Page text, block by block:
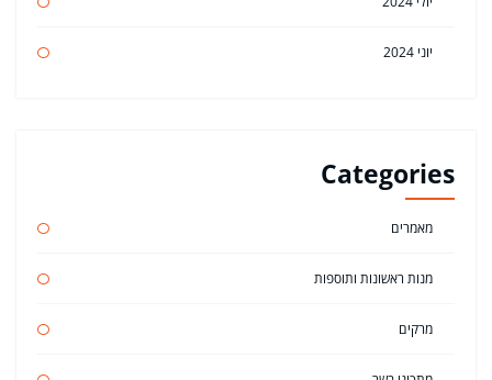
יוני 2024
Categories
מאמרים
מנות ראשונות ותוספות
מרקים